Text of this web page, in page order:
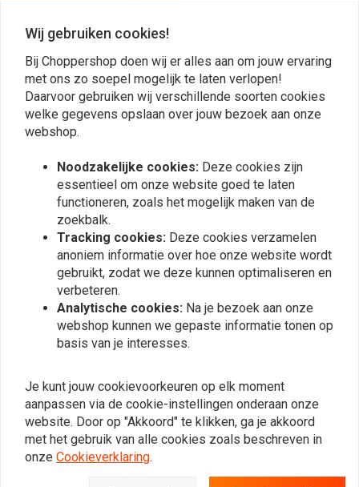
Reviews
(0 beoordelingen)
Plaats ook een review
Vergelijkbare producten
Wij gebruiken cookies!
Bij Choppershop doen wij er alles aan om jouw ervaring
met ons zo soepel mogelijk te laten verlopen!
Daarvoor gebruiken wij verschillende soorten cookies
welke gegevens opslaan over jouw bezoek aan onze
webshop.
Noodzakelijke cookies: Deze cookies zijn
essentieel om onze website goed te laten
functioneren, zoals het mogelijk maken van de
zoekbalk.
Tracking cookies: Deze cookies verzamelen
anoniem informatie over hoe onze website wordt
gebruikt, zodat we deze kunnen optimaliseren en
verbeteren.
Analytische cookies: Na je bezoek aan onze
webshop kunnen we gepaste informatie tonen op
basis van je interesses.
Je kunt jouw cookievoorkeuren op elk moment
aanpassen via de cookie-instellingen onderaan onze
website. Door op "Akkoord" te klikken, ga je akkoord
met het gebruik van alle cookies zoals beschreven in
onze Cookieverklaring.